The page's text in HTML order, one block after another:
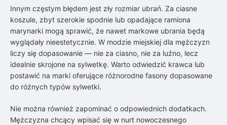
Innym częstym błędem jest zły rozmiar ubrań. Za ciasne
koszule, zbyt szerokie spodnie lub opadające ramiona
marynarki mogą sprawić, że nawet markowe ubrania będą
wyglądały nieestetycznie. W modzie miejskiej dla mężczyzn
liczy się dopasowanie — nie za ciasno, nie za luźno, lecz
idealnie skrojone na sylwetkę. Warto odwiedzić krawca lub
postawić na marki oferujące różnorodne fasony dopasowane
do różnych typów sylwetki.
Nie można również zapominać o odpowiednich dodatkach.
Mężczyzna chcący wpisać się w nurt nowoczesnego